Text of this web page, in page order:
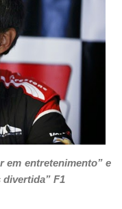
em entretenimento” e
divertida” F1